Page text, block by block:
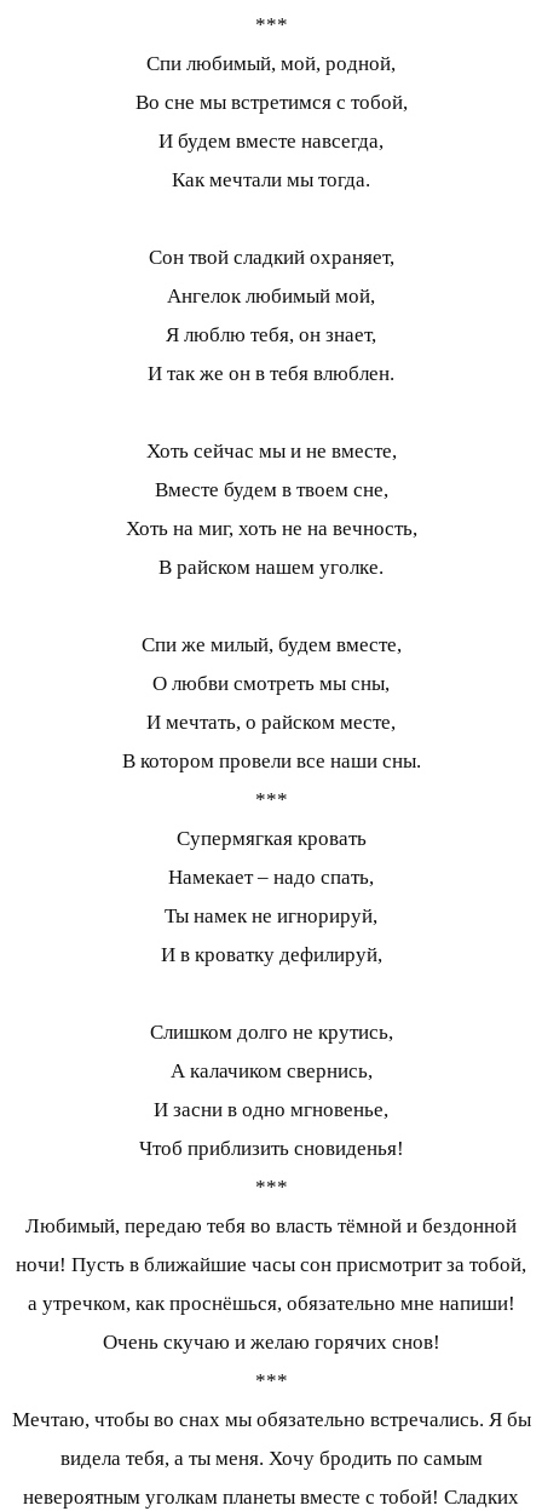
***
Спи любимый, мой, родной,
Во сне мы встретимся с тобой,
И будем вместе навсегда,
Как мечтали мы тогда.
Сон твой сладкий охраняет,
Ангелок любимый мой,
Я люблю тебя, он знает,
И так же он в тебя влюблен.
Хоть сейчас мы и не вместе,
Вместе будем в твоем сне,
Хоть на миг, хоть не на вечность,
В райском нашем уголке.
Спи же милый, будем вместе,
О любви смотреть мы сны,
И мечтать, о райском месте,
В котором провели все наши сны.
***
Супермягкая кровать
Намекает – надо спать,
Ты намек не игнорируй,
И в кроватку дефилируй,
Слишком долго не крутись,
А калачиком свернись,
И засни в одно мгновенье,
Чтоб приблизить сновиденья!
***
Любимый, передаю тебя во власть тёмной и бездонной
ночи! Пусть в ближайшие часы сон присмотрит за тобой,
а утречком, как проснёшься, обязательно мне напиши!
Очень скучаю и желаю горячих снов!
***
Мечтаю, чтобы во снах мы обязательно встречались. Я бы
видела тебя, а ты меня. Хочу бродить по самым
невероятным уголкам планеты вместе с тобой! Сладких